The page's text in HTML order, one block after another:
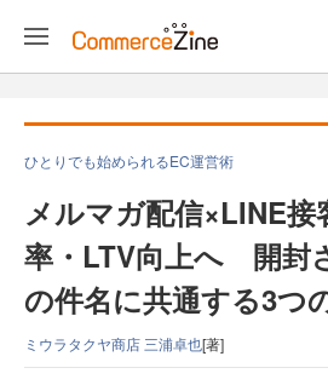
ひとりでも始められるEC運営術
メルマガ配信×LINE接
率・LTV向上へ 開封
の件名に共通する3つ
ミウラタクヤ商店 三浦卓也[著]